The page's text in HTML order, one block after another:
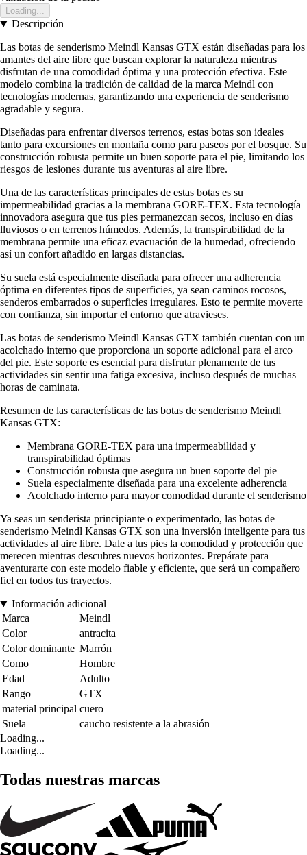
Loading...
Descripción
Las botas de senderismo Meindl Kansas GTX están diseñadas para los
amantes del aire libre que buscan explorar la naturaleza mientras
disfrutan de una comodidad óptima y una protección efectiva. Este
modelo combina la tradición de calidad de la marca Meindl con
tecnologías modernas, garantizando una experiencia de senderismo
agradable y segura.
Diseñadas para enfrentar diversos terrenos, estas botas son ideales
tanto para excursiones en montaña como para paseos por el bosque. Su
construcción robusta permite un buen soporte para el pie, limitando los
riesgos de lesiones durante tus aventuras al aire libre.
Una de las características principales de estas botas es su
impermeabilidad gracias a la membrana GORE-TEX. Esta tecnología
innovadora asegura que tus pies permanezcan secos, incluso en días
lluviosos o en terrenos húmedos. Además, la transpirabilidad de la
membrana permite una eficaz evacuación de la humedad, ofreciendo
así un confort añadido en largas distancias.
Su suela está especialmente diseñada para ofrecer una adherencia
óptima en diferentes tipos de superficies, ya sean caminos rocosos,
senderos embarrados o superficies irregulares. Esto te permite moverte
con confianza, sin importar el entorno que atravieses.
Las botas de senderismo Meindl Kansas GTX también cuentan con un
acolchado interno que proporciona un soporte adicional para el arco
del pie. Este soporte es esencial para disfrutar plenamente de tus
actividades sin sentir una fatiga excesiva, incluso después de muchas
horas de caminata.
Resumen de las características de las botas de senderismo Meindl
Kansas GTX:
Membrana GORE-TEX para una impermeabilidad y
transpirabilidad óptimas
Construcción robusta que asegura un buen soporte del pie
Suela especialmente diseñada para una excelente adherencia
Acolchado interno para mayor comodidad durante el senderismo
Ya seas un senderista principiante o experimentado, las botas de
senderismo Meindl Kansas GTX son una inversión inteligente para tus
actividades al aire libre. Dale a tus pies la comodidad y protección que
merecen mientras descubres nuevos horizontes. Prepárate para
aventurarte con este modelo fiable y eficiente, que será un compañero
fiel en todos tus trayectos.
Información adicional
Marca
Meindl
Color
antracita
Color dominante Marrón
Como
Hombre
Edad
Adulto
Rango
GTX
material principal cuero
Suela
caucho resistente a la abrasión
Loading...
Loading...
Todas nuestras marcas